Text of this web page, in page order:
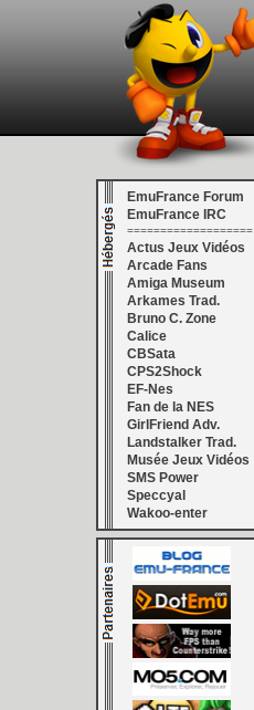
EmuFrance Forum
EmuFrance IRC
===================
Actus Jeux Vidéos
Arcade Fans
Amiga Museum
Arkames Trad.
Bruno C. Zone
Calice
CBSata
CPS2Shock
EF-Nes
Fan de la NES
GirlFriend Adv.
Landstalker Trad.
Musée Jeux Vidéos
SMS Power
Speccyal
Wakoo-enter